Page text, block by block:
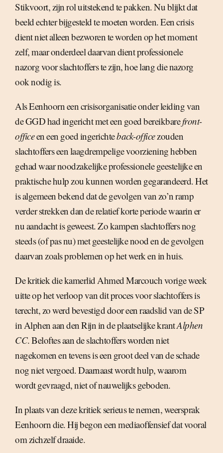
Stikvoort, zijn rol uitstekend te pakken. Nu blijkt dat
beeld echter bijgesteld te moeten worden. Een crisis
dient niet alleen bezworen te worden op het moment
zelf, maar onderdeel daarvan dient professionele
nazorg voor slachtoffers te zijn, hoe lang die nazorg
ook nodig is.
Als Eenhoorn een crisisorganisatie onder leiding van
de GGD had ingericht met een goed bereikbarefront-
officeen een goed ingerichteback-officezouden
slachtoffers een laagdrempelige voorziening hebben
gehad waar noodzakelijke professionele geestelijke en
praktische hulp zou kunnen worden gegarandeerd. Het
is algemeen bekend dat de gevolgen van zo’n ramp
verder strekken dan de relatief korte periode waarin er
nu aandacht is geweest. Zo kampen slachtoffers nog
steeds (of pas nu) met geestelijke nood en de gevolgen
daarvan zoals problemen op het werk en in huis.
De kritiek die kamerlid Ahmed Marcouch vorige week
uitte op het verloop van dit proces voor slachtoffers is
terecht, zo werd bevestigd door een raadslid van de SP
in Alphen aan den Rijn in de plaatselijke krantAlphen
CC. Beloftes aan de slachtoffers worden niet
nagekomen en tevens is een groot deel van de schade
nog niet vergoed. Daarnaast wordt hulp, waarom
wordt gevraagd, niet of nauwelijks geboden.
In plaats van deze kritiek serieus te nemen, weersprak
Eenhoorn die. Hij begon een mediaoffensief dat vooral
om zichzelf draaide.